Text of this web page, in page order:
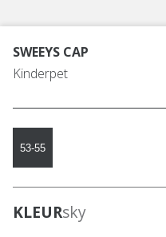
SWEEYS CAP
Kinderpet
53-55
KLEURsky